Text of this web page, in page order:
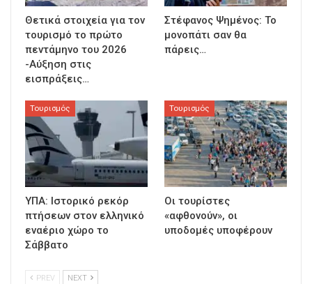
Θετικά στοιχεία για τον
τουρισμό το πρώτο
πεντάμηνο του 2026
-Αύξηση στις
εισπράξεις…
Στέφανος Ψημένος: Το
μονοπάτι σαν θα
πάρεις…
Τουρισμός
ΥΠΑ: Ιστορικό ρεκόρ
πτήσεων στον ελληνικό
εναέριο χώρο το
Σάββατο
Τουρισμός
Οι τουρίστες
«αφθονούν», οι
υποδομές υποφέρουν
PREV NEXT